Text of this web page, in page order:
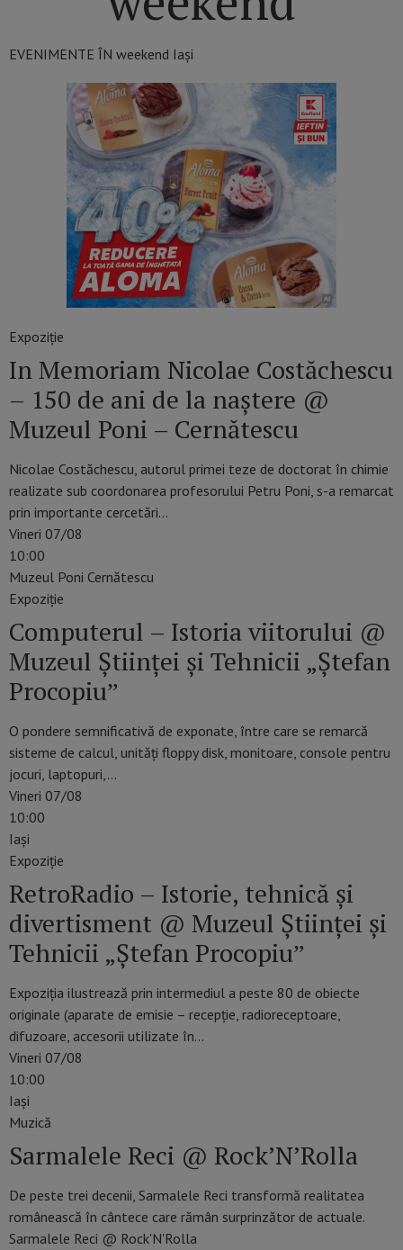
EVENIMENTE ÎN weekend Iași
Expoziție
In Memoriam Nicolae Costăchescu
– 150 de ani de la naștere @
Muzeul Poni – Cernătescu
Nicolae Costăchescu, autorul primei teze de doctorat în chimie
realizate sub coordonarea profesorului Petru Poni, s-a remarcat
prin importante cercetări…
Vineri 07/08
10:00
Muzeul Poni Cernătescu
Expoziție
Computerul – Istoria viitorului @
Muzeul Științei și Tehnicii „Ștefan
Procopiuˮ
O pondere semnificativă de exponate, între care se remarcă
sisteme de calcul, unități floppy disk, monitoare, console pentru
jocuri, laptopuri,…
Vineri 07/08
10:00
Iaşi
Expoziție
RetroRadio – Istorie, tehnică și
divertisment @ Muzeul Științei și
Tehnicii „Ștefan Procopiuˮ
Expoziția ilustrează prin intermediul a peste 80 de obiecte
originale (aparate de emisie – recepție, radioreceptoare,
difuzoare, accesorii utilizate în…
Vineri 07/08
10:00
Iaşi
Muzică
Sarmalele Reci @ Rock’N’Rolla
De peste trei decenii, Sarmalele Reci transformă realitatea
românească în cântece care rămân surprinzător de actuale.
Sarmalele Reci @ Rock'N'Rolla